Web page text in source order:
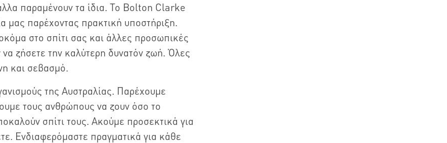
παραμένουν τα ίδια. Το Bolton Clarke
μας παρέχοντας πρακτική υποστήριξη.
στο σπίτι σας και άλλες προσωπικές
ζήσετε την καλύτερη δυνατόν ζωή. Όλες
και σεβασμό.
της Αυστραλίας. Παρέχουμε
τους ανθρώπους να ζουν όσο το
σπίτι τους. Ακούμε προσεκτικά για
Ενδιαφερόμαστε πραγματικά για κάθε